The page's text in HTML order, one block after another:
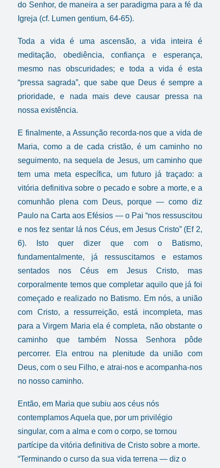
do Senhor, de maneira a ser paradigma para a fé da
Igreja (cf. Lumen gentium, 64-65).
Toda a vida é uma ascensão, a vida inteira é
meditação, obediência, confiança e esperança,
mesmo nas obscuridades; e toda a vida é esta
“pressa sagrada”, que sabe que Deus é sempre a
prioridade, e nada mais deve causar pressa na
nossa existência.
E finalmente, a Assunção recorda-nos que a vida de
Maria, como a de cada cristão, é um caminho no
seguimento, na sequela de Jesus, um caminho que
tem uma meta específica, um futuro já traçado: a
vitória definitiva sobre o pecado e sobre a morte, e a
comunhão plena com Deus, porque — como diz
Paulo na Carta aos Efésios — o Pai “nos ressuscitou
e nos fez sentar lá nos Céus, em Jesus Cristo” (Ef 2,
6). Isto quer dizer que com o Batismo,
fundamentalmente, já ressuscitamos e estamos
sentados nos Céus em Jesus Cristo, mas
corporalmente temos que completar aquilo que já foi
começado e realizado no Batismo. Em nós, a união
com Cristo, a ressurreição, está incompleta, mas
para a Virgem Maria ela é completa, não obstante o
caminho que também Nossa Senhora pôde
percorrer. Ela entrou na plenitude da união com
Deus, com o seu Filho, e atrai-nos e acompanha-nos
no nosso caminho.
Então, em Maria que subiu aos céus nós
contemplamos Aquela que, por um privilégio
singular, com a alma e com o corpo, se tornou
partícipe da vitória definitiva de Cristo sobre a morte.
“Terminando o curso da sua vida terrena — diz o